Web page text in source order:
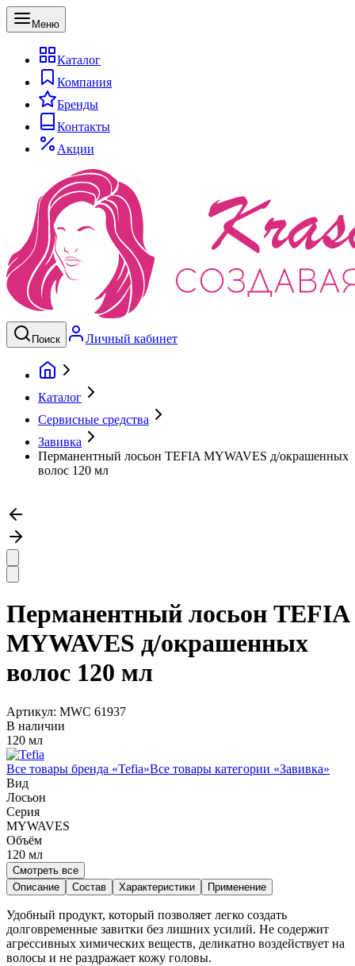
Меню
Каталог
Компания
Бренды
Контакты
Акции
Поиск Личный кабинет
Каталог
Сервисные средства
Завивка
Перманентный лосьон TEFIA MYWAVES д/окрашенных
волос 120 мл
Перманентный лосьон TEFIA
MYWAVES д/окрашенных
волос 120 мл
Артикул: MWC 61937
В наличии
120 мл
Все товары бренда «Tefia»Все товары категории «Завивка»
Вид
Лосьон
Серия
MYWAVES
Объём
120 мл
Смотреть все
Описание
Состав Характеристики Применение
Удобный продукт, который позволяет легко создать
долговременные завитки без лишних усилий. Не содержит
агрессивных химических веществ, деликатно воздействует на
волосы и не раздражает кожу головы.